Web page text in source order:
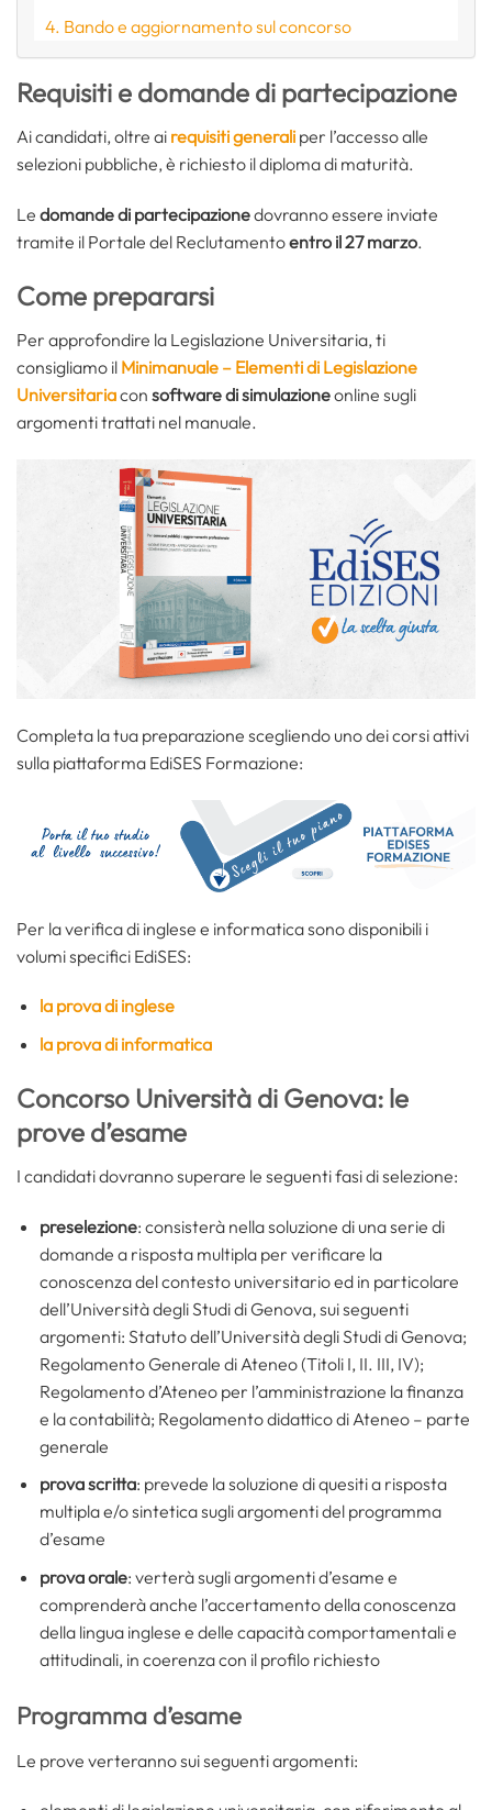
Bando e aggiornamento sul concorso
Requisiti e domande di partecipazione
Ai candidati, oltre ai requisiti generali per l’accesso alle
selezioni pubbliche, è richiesto il diploma di maturità.
Le domande di partecipazionedovranno essere inviate
tramite il Portale del Reclutamentoentro il 27 marzo.
Come prepararsi
Per approfondire la Legislazione Universitaria, ti
consigliamo il Minimanuale – Elementi di Legislazione
Universitariacon software di simulazioneonline sugli
argomenti trattati nel manuale.
Completa la tua preparazione scegliendo uno dei corsi attivi
sulla piattaforma EdiSES Formazione:
Per la verifica di inglese e informatica sono disponibili i
volumi specifici EdiSES:
la prova di inglese
la prova di informatica
Concorso Università di Genova: le
prove d’esame
I candidati dovranno superare le seguenti fasi di selezione:
preselezione: consisterà nella soluzione di una serie di
domande a risposta multipla per verificare la
conoscenza del contesto universitario ed in particolare
dell’Università degli Studi di Genova, sui seguenti
argomenti: Statuto dell’Università degli Studi di Genova;
Regolamento Generale di Ateneo (Titoli I, II. III, IV);
Regolamento d’Ateneo per l’amministrazione la finanza
e la contabilità; Regolamento didattico di Ateneo – parte
generale
prova scritta: prevede la soluzione di quesiti a risposta
multipla e/o sintetica sugli argomenti del programma
d’esame
prova orale: verterà sugli argomenti d’esame e
comprenderà anche l’accertamento della conoscenza
della lingua inglese e delle capacità comportamentali e
attitudinali, in coerenza con il profilo richiesto
Programma d’esame
Le prove verteranno sui seguenti argomenti: